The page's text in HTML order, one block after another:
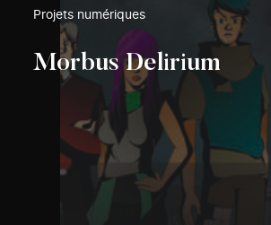
Projets numériques
Morbus Delirium